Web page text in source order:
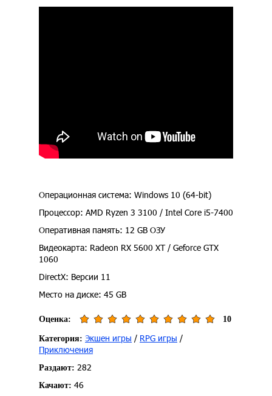
Операционная система: Windows 10 (64-bit)
Процессор: AMD Ryzen 3 3100 / Intel Core i5-7400
Оперативная память: 12 GB ОЗУ
Видеокарта: Radeon RX 5600 XT / Geforce GTX
1060
DirectX: Версии 11
Место на диске: 45 GB
Оценка: 10
Категория: Экшен игры / RPG игры /
Приключения
Раздают: 282
Качают: 46